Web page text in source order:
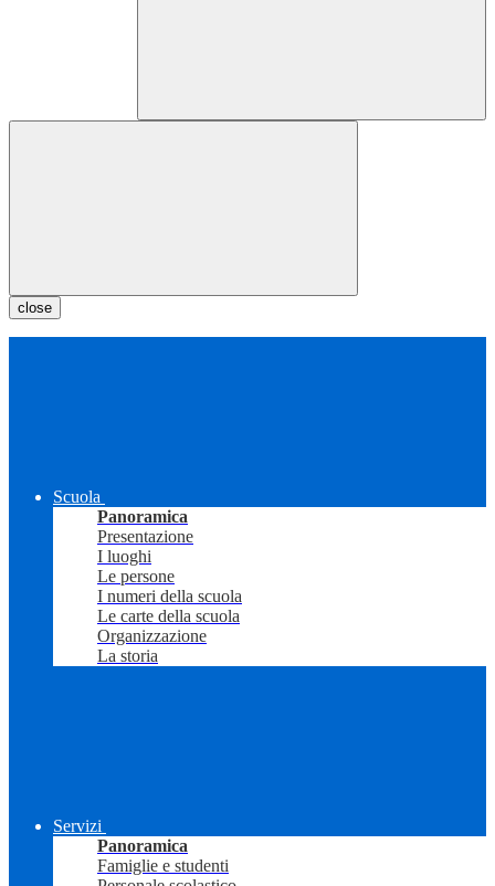
close
Scuola
Panoramica
Presentazione
I luoghi
Le persone
I numeri della scuola
Le carte della scuola
Organizzazione
La storia
Servizi
Panoramica
Famiglie e studenti